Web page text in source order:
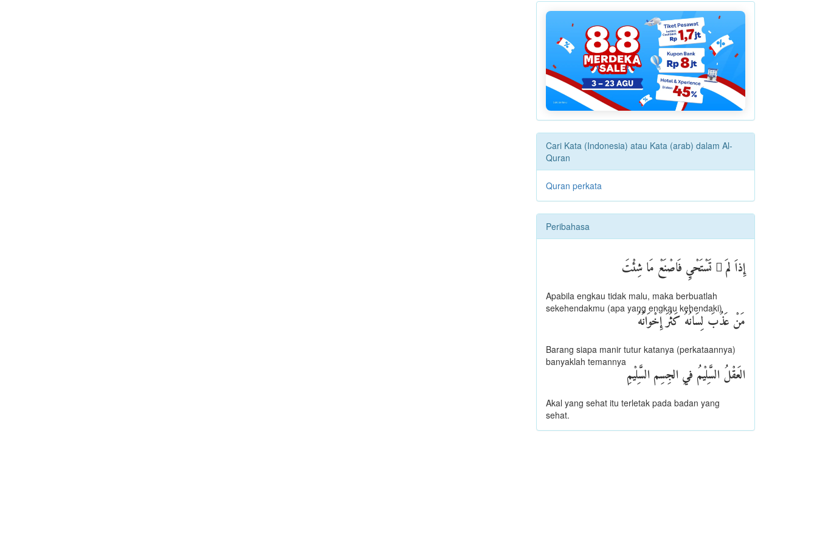
Cari Kata (Indonesia) atau Kata (arab) dalam Al-
Quran
Quran perkata
Peribahasa
إِذاَ لمَ ْ تَسْتَحْيِ فَاصْنَعْ مَا شِئْتَ
Apabila engkau tidak malu, maka berbuatlah
sekehendakmu (apa yang engkau kehendaki)
مَنْ عَذُبَ لِسَانُهُ كَثُرَ إِخْوَانُهُ
Barang siapa manir tutur katanya (perkataannya)
banyaklah temannya
ﺍﻟﻌَﻘْﻞُ ﺍﻟﺴَّﻠِﻴْﻢُ ﻓﻲِ ﺍﻟﺠِﺴِﻢ ﺍﻟﺴَّﻠِﻴْﻢِ
Akal yang sehat itu terletak pada badan yang
sehat.